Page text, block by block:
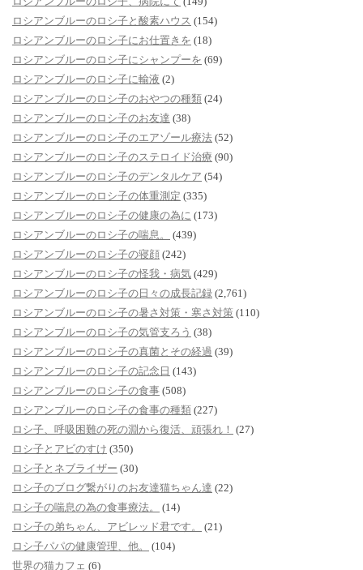
ロシアンブルーのロシ子と酸素ハウス (154)
ロシアンブルーのロシ子にお仕置きを (18)
ロシアンブルーのロシ子にシャンプーを (69)
ロシアンブルーのロシ子に輸液 (2)
ロシアンブルーのロシ子のおやつの種類 (24)
ロシアンブルーのロシ子のお友達 (38)
ロシアンブルーのロシ子のエアゾール療法 (52)
ロシアンブルーのロシ子のステロイド治療 (90)
ロシアンブルーのロシ子のデンタルケア (54)
ロシアンブルーのロシ子の体重測定 (335)
ロシアンブルーのロシ子の健康の為に (173)
ロシアンブルーのロシ子の喘息。
(439)
ロシアンブルーのロシ子の寝顔 (242)
ロシアンブルーのロシ子の怪我・病気 (429)
ロシアンブルーのロシ子の日々の成長記録 (2,761)
ロシアンブルーのロシ子の暑さ対策・寒さ対策 (110)
ロシアンブルーのロシ子の気管支ろう (38)
ロシアンブルーのロシ子の真菌とその経過 (39)
ロシアンブルーのロシ子の記念日 (143)
ロシアンブルーのロシ子の食事 (508)
ロシアンブルーのロシ子の食事の種類 (227)
ロシ子、呼吸困難の死の淵から復活、頑張れ！ (27)
ロシ子とアビのすけ (350)
ロシ子とネブライザー (30)
ロシ子のブログ繋がりのお友達猫ちゃん達 (22)
ロシ子の喘息の為の食事療法。
(14)
ロシ子の弟ちゃん、アビレッド君です。
(21)
ロシ子パパの健康管理、他。
(104)
世界の猫カフェ (6)